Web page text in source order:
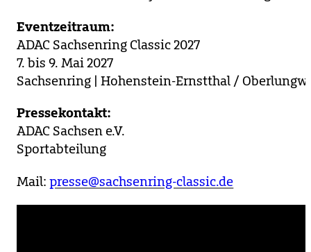
Eventzeitraum:
ADAC Sachsenring Classic 2027
7. bis 9. Mai 2027
Sachsenring | Hohenstein-Ernstthal /
Pressekontakt:
ADAC Sachsen e.V.
Sportabteilung
Mail:presse@sachsenring-classic.de